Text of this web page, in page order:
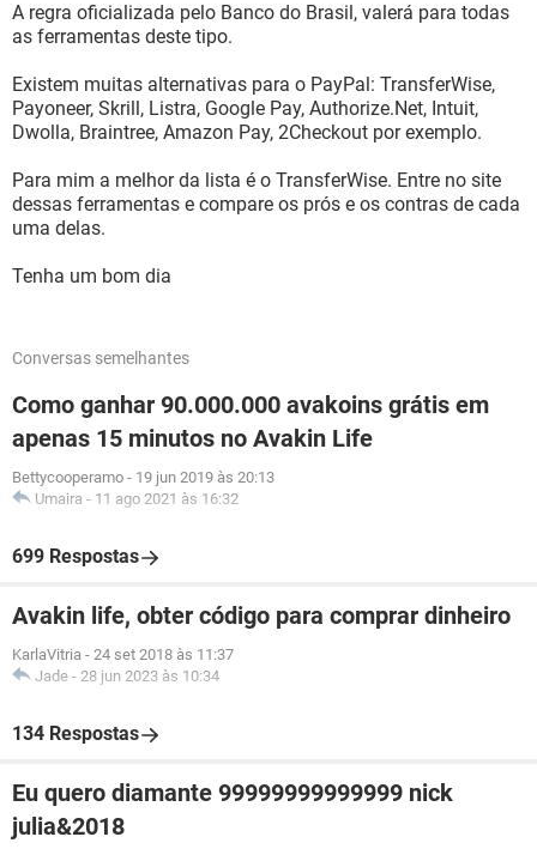
Fica tranquila que em breve você receberá com todos os
esclarecimentos detalhados sobre o motivo desta
legislação.”
Existe alguma ferramenta semelhante ao PayPal onde seria
possível manter o saldo e realizar compras com moedas
estrangeiras no Brasil?
A regra oficializada pelo Banco do Brasil, valerá para todas
as ferramentas deste tipo.
Existem muitas alternativas para o PayPal: TransferWise,
Payoneer, Skrill, Listra, Google Pay, Authorize.Net, Intuit,
Dwolla, Braintree, Amazon Pay, 2Checkout por exemplo.
Para mim a melhor da lista é o TransferWise. Entre no site
dessas ferramentas e compare os prós e os contras de cada
uma delas.
Tenha um bom dia
Conversas semelhantes
Como ganhar 90.000.000 avakoins grátis em
apenas 15 minutos no Avakin Life
Bettycooperamo - 19 jun 2019 às 20:13
Umaira - 11 ago 2021 às 16:32
699 Respostas
Avakin life, obter código para comprar dinheiro
KarlaVitria - 24 set 2018 às 11:37
Jade - 28 jun 2023 às 10:34
134 Respostas
Eu quero diamante 99999999999999 nick
julia&2018